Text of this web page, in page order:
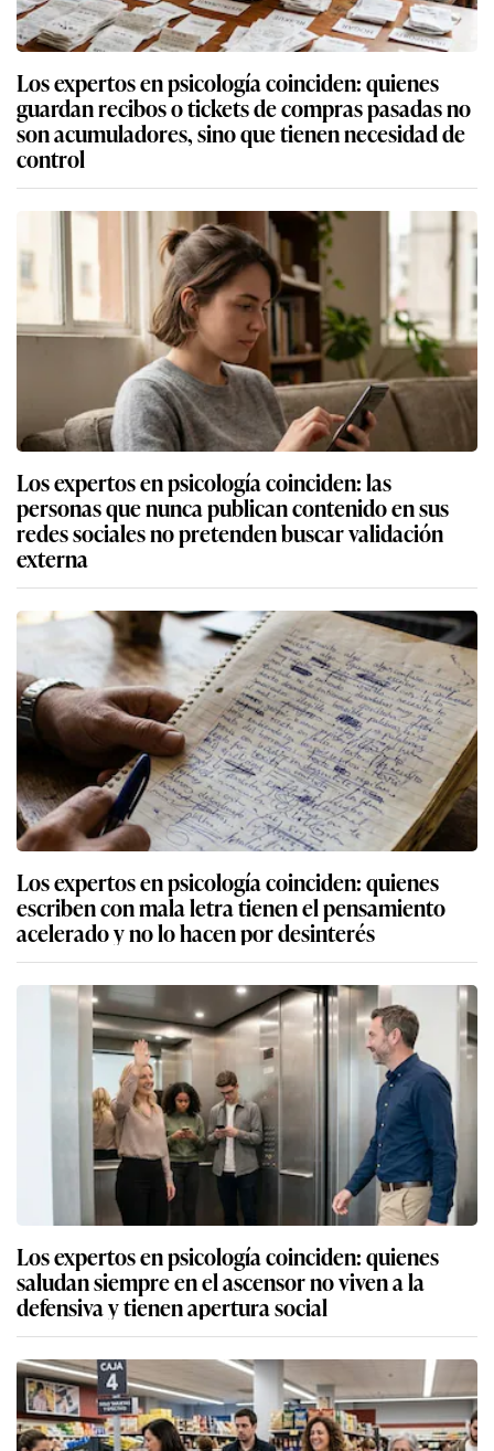
Los expertos en psicología coinciden: quienes
guardan recibos o tickets de compras pasadas no
son acumuladores, sino que tienen necesidad de
control
Los expertos en psicología coinciden: las
personas que nunca publican contenido en sus
redes sociales no pretenden buscar validación
externa
Los expertos en psicología coinciden: quienes
escriben con mala letra tienen el pensamiento
acelerado y no lo hacen por desinterés
Los expertos en psicología coinciden: quienes
saludan siempre en el ascensor no viven a la
defensiva y tienen apertura social